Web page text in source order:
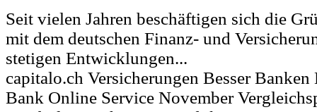
Seit vielen Jahren beschäftigen sich die
mit dem deutschen Finanz- und
stetigen Entwicklungen...
capitalo.ch Versicherungen Besser
Bank Online Service November